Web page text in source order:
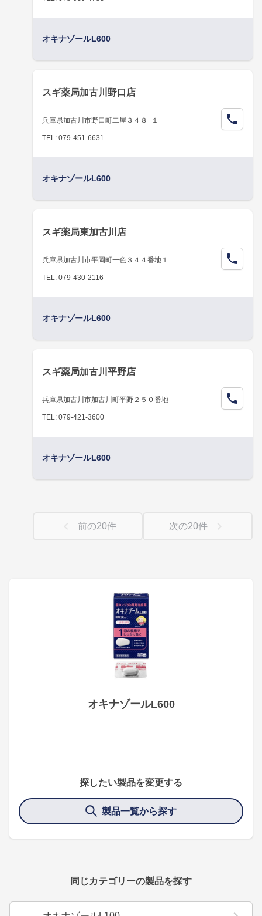
オキナゾールL600
探したい製品を変更する
製品一覧から探す
同じカテゴリーの製品を探す
オキナゾールL600
スギ薬局加古川野口店
兵庫県加古川市野口町二屋３４８−１
TEL: 079-451-6631
オキナゾールL600
スギ薬局東加古川店
兵庫県加古川市平岡町一色３４４番地１
TEL: 079-430-2116
オキナゾールL600
スギ薬局加古川平野店
兵庫県加古川市加古川町平野２５０番地
TEL: 079-421-3600
オキナゾールL600
前の20件 次の20件